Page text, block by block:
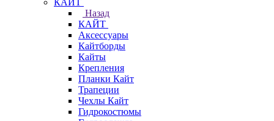
КАЙТ
Назад
КАЙТ
Аксессуары
Кайтборды
Кайты
Крепления
Планки Кайт
Трапеции
Чехлы Кайт
Гидрокостюмы